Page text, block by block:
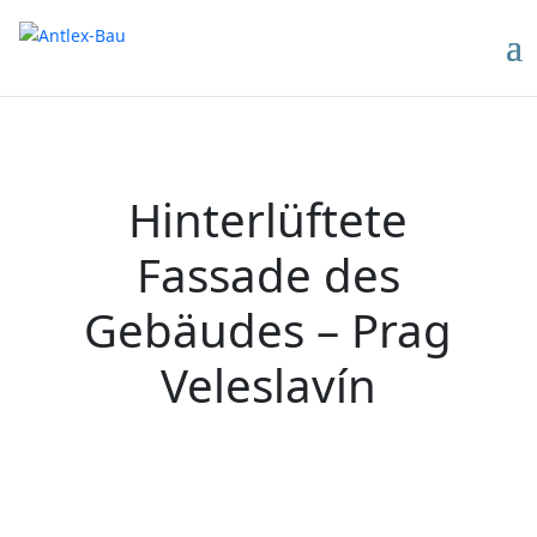
Hinterlüftete
Fassade des
Gebäudes – Prag
Veleslavín